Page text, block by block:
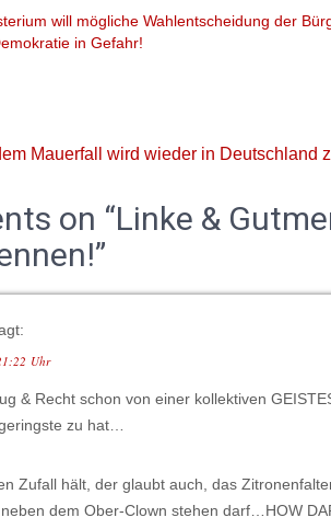
will mögliche Wahlentscheidung der
in Gefahr!
Mauerfall wird wieder in Deutschland
on “Linke &
Uhr
& Recht schon von einer kollektiven
zu hat…
Zufall hält, der glaubt auch, das
dem Ober-Clown stehen darf…HOW